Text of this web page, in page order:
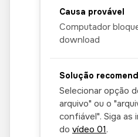
Computador
download
Selecionar opção
arquivo" ou o
confiável". Siga as
do vídeo 01.